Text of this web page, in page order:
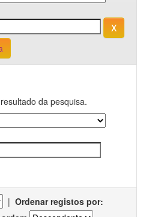
da pesquisa.
| Ordenar registos por: